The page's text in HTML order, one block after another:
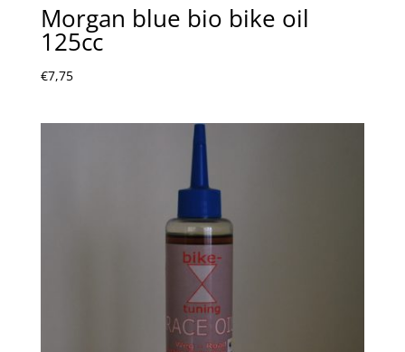
Morgan blue bio bike oil
125cc
€7,75